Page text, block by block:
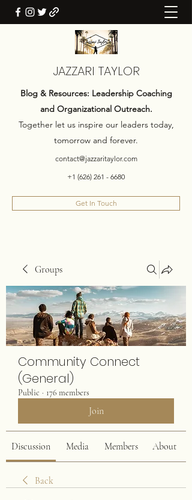
JAZZARI TAYLOR
Blog & Resources: Leadership Coaching
and Organizational Outreach.
Together let us inspire our leaders today,
tomorrow and forever.
contact@jazzaritaylor.com
+1 (626) 261 - 6680
Get In Touch
Groups
Community Connect
(General)
Public · 176 members
Join
Discussion Media Members About
Back